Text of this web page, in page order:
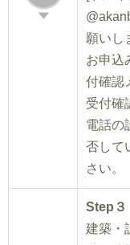
願いし
お申込
付確認
受付確
電話の
否して
さい。
Step３
建築・